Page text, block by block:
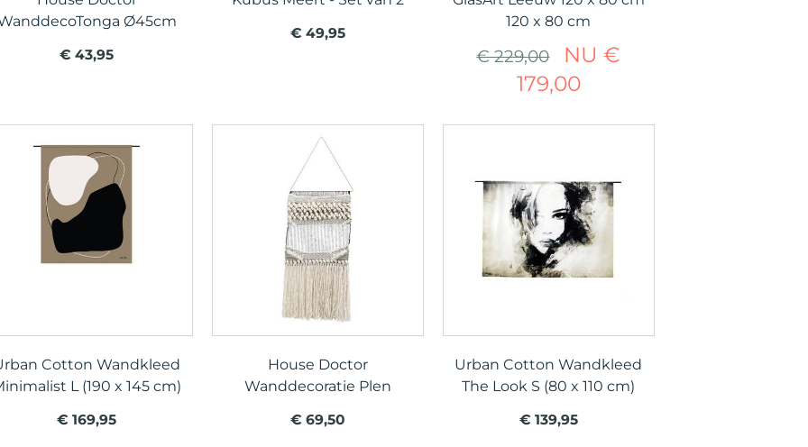
Ø45cm
€ 43,95
€ 49,95
120 x 80 cm
€ 229,00
NU €
179,00
Cotton Wandkleed
L (190 x 145 cm)
€ 169,95
House Doctor
Wanddecoratie Plen
€ 69,50
Urban Cotton Wandkleed
The Look S (80 x 110 cm)
€ 139,95